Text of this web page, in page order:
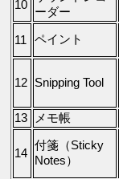
10
ーダー
11 ペイント
12 Snipping Tool
13
メモ帳
14
付箋（Sticky
Notes）